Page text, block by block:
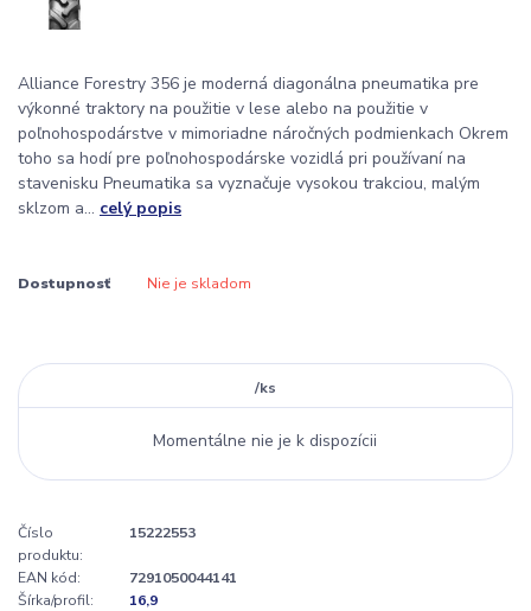
Alliance Forestry 356 je moderná diagonálna pneumatika pre
výkonné traktory na použitie v lese alebo na použitie v
poľnohospodárstve v mimoriadne náročných podmienkach Okrem
toho sa hodí pre poľnohospodárske vozidlá pri používaní na
stavenisku Pneumatika sa vyznačuje vysokou trakciou, malým
sklzom a... celý popis
Dostupnosť Nie je skladom
/ks
Momentálne nie je k dispozícii
Číslo
produktu:
15222553
EAN kód:
7291050044141
Šírka/profil:
16,9